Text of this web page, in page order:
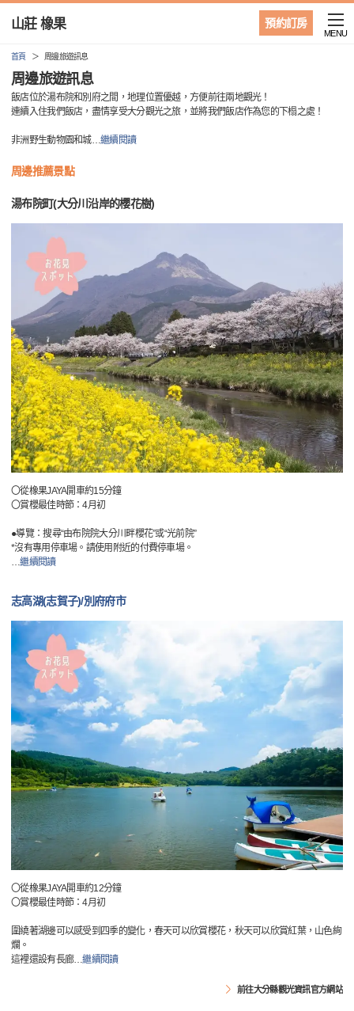
預約訂房
山莊 橡果
MENU
首頁 周邊旅遊訊息
周邊旅遊訊息
飯店位於湯布院和別府之間，地理位置優越，方便前往兩地觀光！
連續入住我們飯店，盡情享受大分觀光之旅，並將我們飯店作為您的下榻之處！
非洲野生動物園和城…繼續閱讀
周邊推薦景點
湯布院町(大分川沿岸的櫻花樹)
〇從橡果JAYA開車約15分鐘
〇賞櫻最佳時節：4月初
●導覽：搜尋“由布院院大分川畔櫻花”或“光前院”
*沒有專用停車場。請使用附近的付費停車場。
…繼續閱讀
志高湖(志賀子)/別府府市
〇從橡果JAYA開車約12分鐘
〇賞櫻最佳時節：4月初
圍繞著湖邊可以感受到四季的變化，春天可以欣賞櫻花，秋天可以欣賞紅葉，山色絢
爛。
這裡還設有長廊…繼續閱讀
前往大分縣觀光資訊官方網站